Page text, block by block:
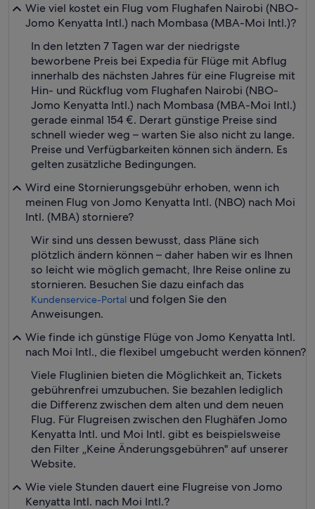
Wie viel kostet ein Flug vom Flughafen Nairobi (NBO-
Jomo Kenyatta Intl.) nach Mombasa (MBA-Moi Intl.)?
In den letzten 7 Tagen war der niedrigste
beworbene Preis bei Expedia für Flüge mit Abflug
innerhalb des nächsten Jahres für eine Flugreise mit
Hin- und Rückflug vom Flughafen Nairobi (NBO-
Jomo Kenyatta Intl.) nach Mombasa (MBA-Moi Intl.)
gerade einmal 154 €. Derart günstige Preise sind
schnell wieder weg – warten Sie also nicht zu lange.
Preise und Verfügbarkeiten können sich ändern. Es
gelten zusätzliche Bedingungen.
Wird eine Stornierungsgebühr erhoben, wenn ich
meinen Flug von Jomo Kenyatta Intl. (NBO) nach Moi
Intl. (MBA) storniere?
Wir sind uns dessen bewusst, dass Pläne sich
plötzlich ändern können – daher haben wir es Ihnen
so leicht wie möglich gemacht, Ihre Reise online zu
stornieren. Besuchen Sie dazu einfach das
Kundenservice-Portal und folgen Sie den
Anweisungen.
Wie finde ich günstige Flüge von Jomo Kenyatta Intl.
nach Moi Intl., die flexibel umgebucht werden können?
Viele Fluglinien bieten die Möglichkeit an, Tickets
gebührenfrei umzubuchen. Sie bezahlen lediglich
die Differenz zwischen dem alten und dem neuen
Flug. Für Flugreisen zwischen den Flughäfen Jomo
Kenyatta Intl. und Moi Intl. gibt es beispielsweise
den Filter „Keine Änderungsgebühren" auf unserer
Website.
Wie viele Stunden dauert eine Flugreise von Jomo
Kenyatta Intl. nach Moi Intl.?